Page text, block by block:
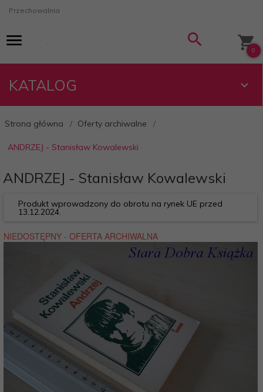
Przechowalnia
0
KATALOG
Strona główna Oferty archiwalne
ANDRZEJ - Stanisław Kowalewski
ANDRZEJ - Stanisław Kowalewski
Produkt wprowadzony do obrotu na rynek UE przed
13.12.2024.